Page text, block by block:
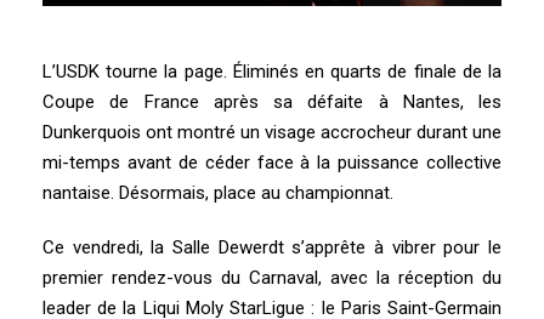
L’USDK tourne la page. Éliminés en quarts de finale de la
Coupe de France après sa défaite à Nantes, les
Dunkerquois ont montré un visage accrocheur durant une
mi-temps avant de céder face à la puissance collective
nantaise. Désormais, place au championnat.
Ce vendredi, la Salle Dewerdt s’apprête à vibrer pour le
premier rendez-vous du Carnaval, avec la réception du
leader de la Liqui Moly StarLigue : le Paris Saint-Germain